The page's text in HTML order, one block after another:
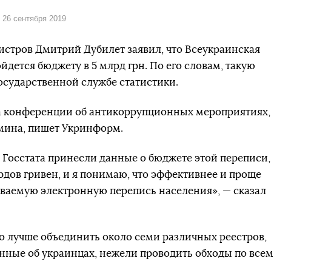
26 сентября 2019
Дмитрий Дубилет заявил, что Всеукраинская
бюджету в 5 млрд грн. По его словам, такую
службе статистики.
конференции об антикоррупционных мероприятиях,
пишет Укринформ.
принесли данные о бюджете этой переписи,
гривен, и я понимаю, что эффективнее и проще
электронную перепись населения», — сказал
лучше объединить около семи различных реестров,
об украинцах, нежели проводить обходы по всем